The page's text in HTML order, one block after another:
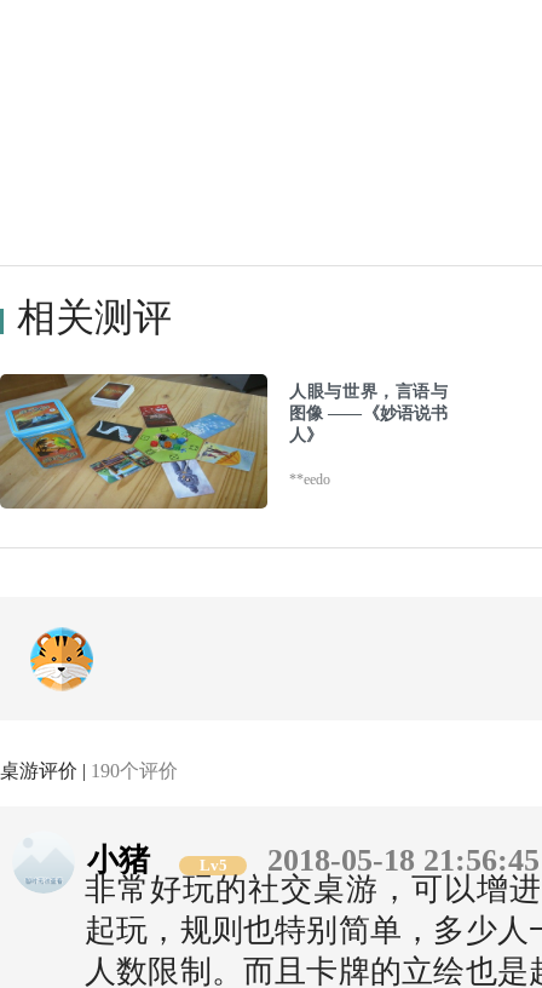
相关测评
人眼与世界，言语与
图像 ——《妙语说书
人》
**eedo
桌游评价 | 190个评价
小猪 Lv5
2018-05-18 21:56:45
非常好玩的社交桌游，可以增
起玩，规则也特别简单，多少
人数限制。而且卡牌的立绘也